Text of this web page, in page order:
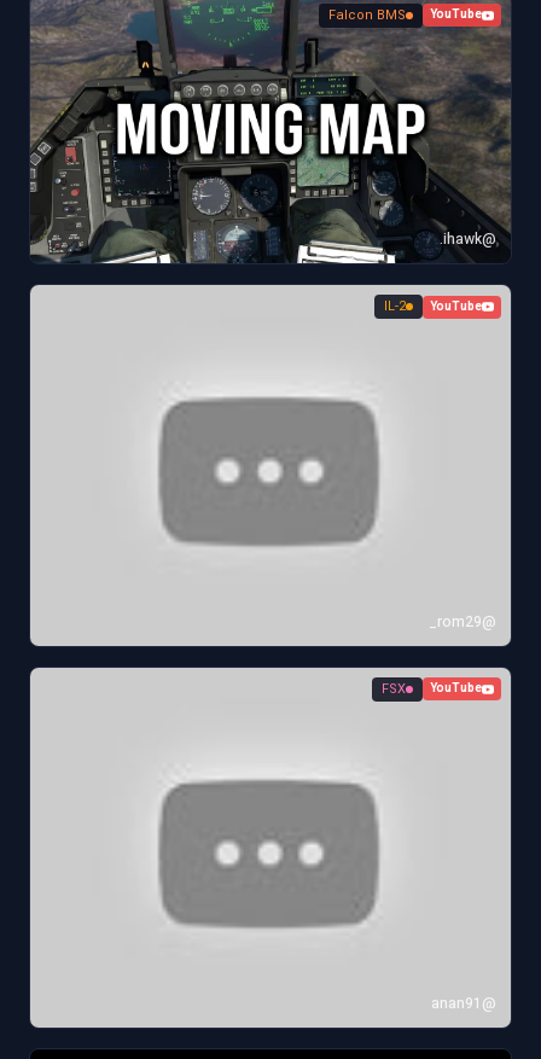
YouTube
Falcon BMS
@ihawk.
YouTube
IL-2
@rom29_
YouTube
FSX
@anan91